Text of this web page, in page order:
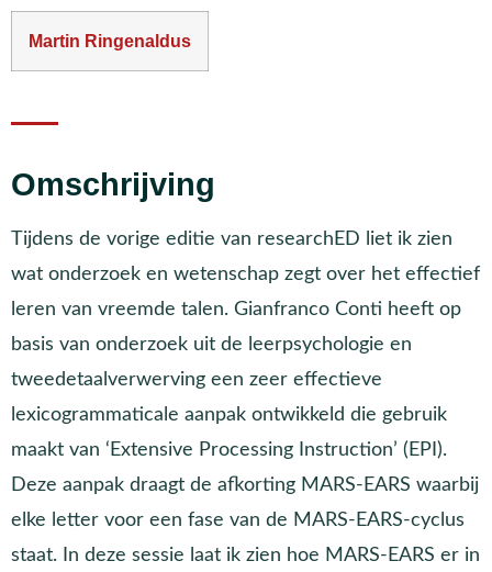
Martin Ringenaldus
Omschrijving
Tijdens de vorige editie van researchED liet ik zien
wat onderzoek en wetenschap zegt over het effectief
leren van vreemde talen. Gianfranco Conti heeft op
basis van onderzoek uit de leerpsychologie en
tweedetaalverwerving een zeer effectieve
lexicogrammaticale aanpak ontwikkeld die gebruik
maakt van ‘Extensive Processing Instruction’ (EPI).
Deze aanpak draagt de afkorting MARS-EARS waarbij
elke letter voor een fase van de MARS-EARS-cyclus
staat. In deze sessie laat ik zien hoe MARS-EARS er in